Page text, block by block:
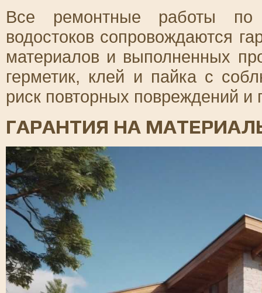
Все ремонтные работы по
водостоков сопровождаются
материалов и выполненных
герметик, клей и пайка с
риск повторных повреждений и
ГАРАНТИЯ НА